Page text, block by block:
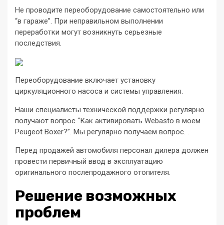
Не проводите переоборудование самостоятельно или
“в гараже”. При неправильном выполнении
переработки могут возникнуть серьезные
последствия.
Переоборудование включает установку
циркуляционного насоса и системы управления.
Наши специалисты технической поддержки регулярно
получают вопрос “Как активировать Webasto в моем
Peugeot Boxer?”. Мы регулярно получаем вопрос. .
Перед продажей автомобиля персонал дилера должен
провести первичный ввод в эксплуатацию
оригинального послепродажного отопителя.
Решение возможных
проблем